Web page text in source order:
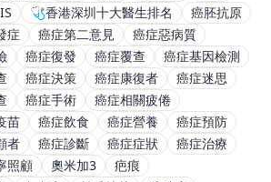
🩺香港深圳十大醫生排名
癌胚抗原
症 癌症第二意見
癌症惡病質
癌症復發 癌症覆查
癌症基因檢測
癌症決策 癌症康復者
癌症迷思
癌症手術
癌症相關疲倦
苗 癌症飲食 癌症營養
癌症預防
者 癌症診斷 癌症症狀
癌症治療
照顧 奧米加3
疤痕